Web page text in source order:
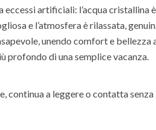
eccessi artificiali: l’acqua cristallina
e l’atmosfera è rilassata,
unendo comfort e bellezza
profondo di una semplice vacanza.
continua a leggere o contatta